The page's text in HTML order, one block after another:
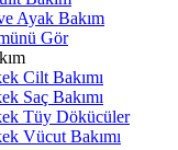
Ayak Bakım
Gör
Cilt Bakımı
Saç Bakımı
Tüy Dökücüler
Vücut Bakımı